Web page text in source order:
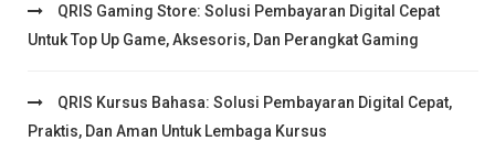
QRIS Gaming Store: Solusi Pembayaran Digital Cepat
Untuk Top Up Game, Aksesoris, Dan Perangkat Gaming
QRIS Kursus Bahasa: Solusi Pembayaran Digital Cepat,
Praktis, Dan Aman Untuk Lembaga Kursus